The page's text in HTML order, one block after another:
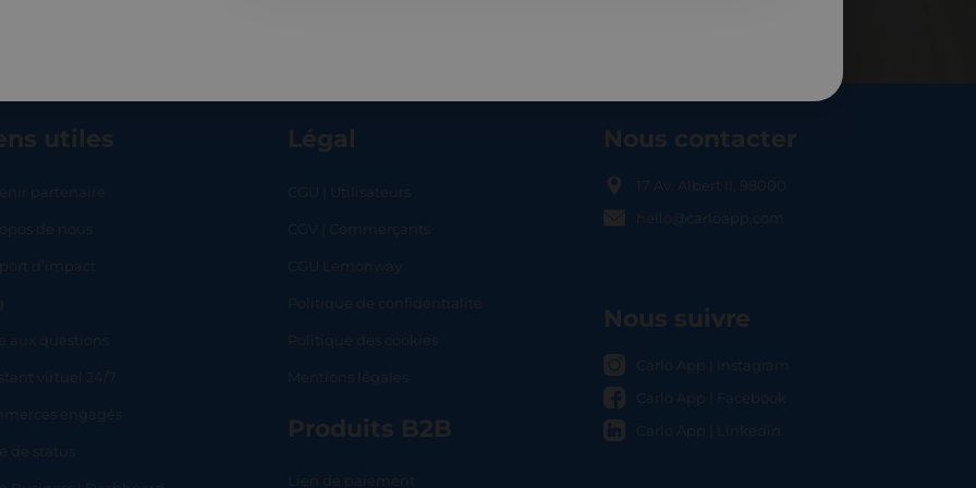
utiles
partenaire
de nous
d’impact
aux questions
virtuel 24/7
engagés
de status
Légal
CGU | Utilisateurs
CGV | Commerçants
CGU Lemonway
Politique de confidentialité
Politique des cookies
Mentions légales
Produits B2B
Lien de paiement
Nous contacter
17 Av. Albert II, 98000
hello@carloapp.com
Nous suivre
Carlo App | Instagram
Carlo App | Facebook
Carlo App | Linkedin
SHOPLOCAL